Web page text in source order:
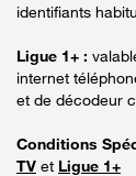
identifiants
Ligue 1+ :
internet
et de décodeur
Conditions
TV et Ligue 1+